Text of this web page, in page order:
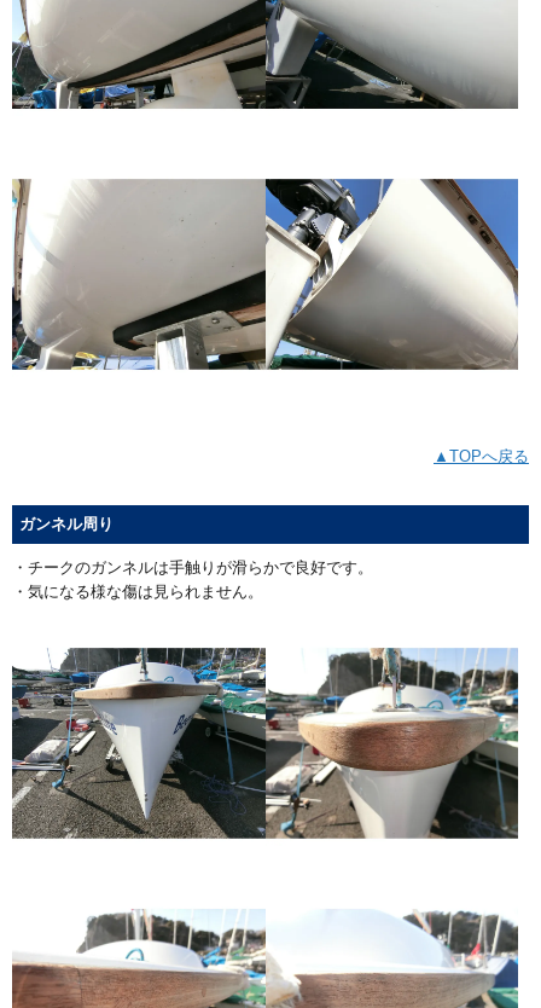
▲TOPへ戻る
ガンネル周り
・チークのガンネルは手触りが滑らかで良好です。
・気になる様な傷は見られません。